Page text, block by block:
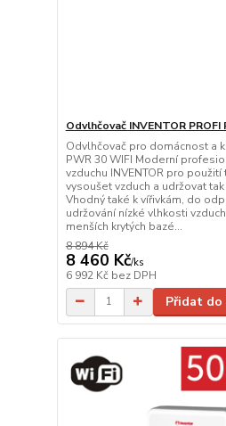
Odvlhčovač INVENTOR PROFI
Odvlhčovač pro domácnost a
PWR 30 WIFI Moderní
vzduchu INVENTOR pro
vysoušet vzduch a udržovat
Vhodný také k vířivkám, do
udržování nízké vlhkosti
menších krytých bazé...
8 894 Kč
8 460 Kč/ks
6 992 Kč bez DPH
Přidat do